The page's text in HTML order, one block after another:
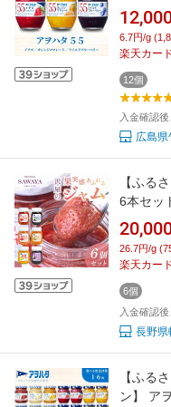
55 3種
いちご
ーベリ
6.7円/g
楽天カー
12個
入金確認
広島
【ふる
6本セッ
ー あん
26.7円/g
楽天カー
6個
入金確認
長野県
【ふる
ン】 ア